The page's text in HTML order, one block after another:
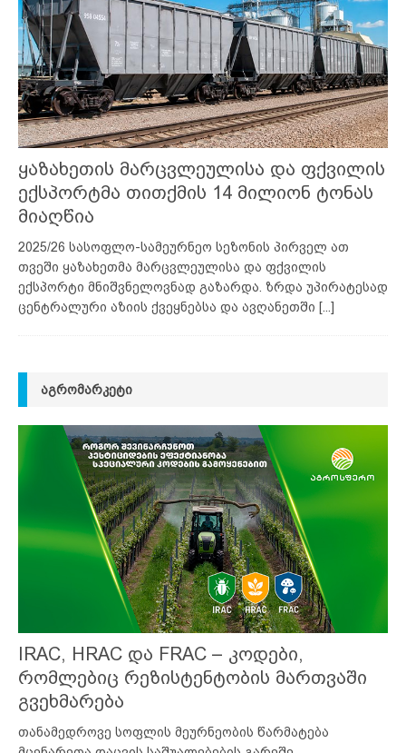
ყაზახეთის მარცვლეულისა და ფქვილის
ექსპორტმა თითქმის 14 მილიონ ტონას
მიაღწია
2025/26 სასოფლო-სამეურნეო სეზონის პირველ ათ
თვეში ყაზახეთმა მარცვლეულისა და ფქვილის
ექსპორტი მნიშვნელოვნად გაზარდა. ზრდა უპირატესად
ცენტრალური აზიის ქვეყნებსა და ავღანეთში [...]
ᲐᲒᲠᲝᲛᲐᲠᲙᲔᲢᲘ
IRAC, HRAC და FRAC – კოდები,
რომლებიც რეზისტენტობის მართვაში
გვეხმარება
თანამედროვე სოფლის მეურნეობის წარმატება